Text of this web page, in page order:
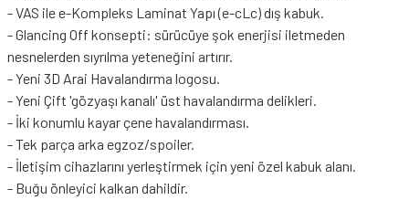
- VAS ile e-Kompleks Laminat Yapı (e-cLc) dış kabuk.
- Glancing Off konsepti: sürücüye şok enerjisi iletmeden
nesnelerden sıyrılma yeteneğini artırır.
- Yeni 3D Arai Havalandırma logosu.
- Yeni Çift 'gözyaşı kanalı' üst havalandırma delikleri.
- İki konumlu kayar çene havalandırması.
- Tek parça arka egzoz/spoiler.
- İletişim cihazlarını yerleştirmek için yeni özel kabuk alanı.
- Buğu önleyici kalkan dahildir.